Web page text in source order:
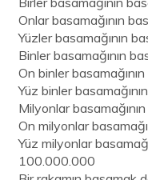
Onlar basamağının
Yüzler basamağının
Binler basamağının
On binler
Yüz binler
Milyonlar
On milyonlar
Yüz milyonlar
100.000.000